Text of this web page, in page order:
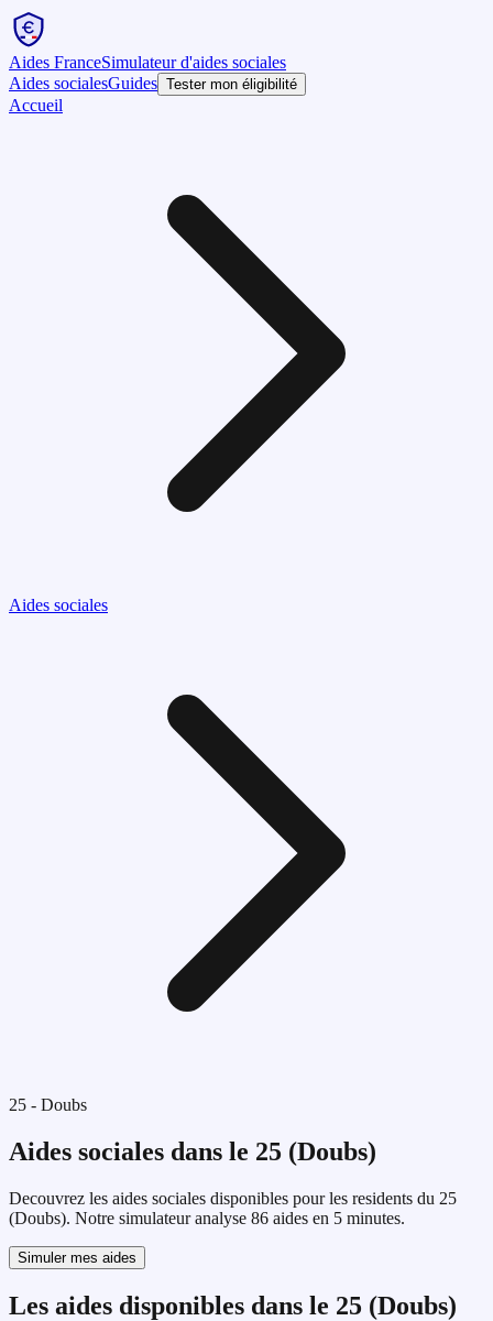
Aides FranceSimulateur d'aides sociales
Aides socialesGuides Tester mon éligibilité
Accueil
Aides sociales
25 - Doubs
Aides sociales dans le 25 (Doubs)
Decouvrez les aides sociales disponibles pour les residents du 25
(Doubs). Notre simulateur analyse 86 aides en 5 minutes.
Simuler mes aides
Les aides disponibles dans le 25 (Doubs)